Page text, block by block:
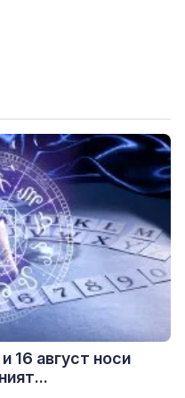
16 август носи